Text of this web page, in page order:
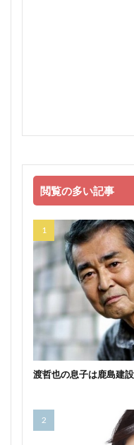
閲覧の多い記事
渡哲也の息子は鹿島建